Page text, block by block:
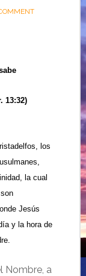
13:32)
los
la cual
Jesús
y la hora de
Nombre, a